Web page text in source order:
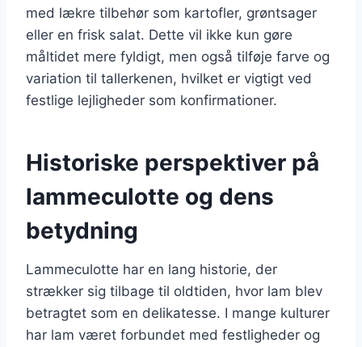
med lækre tilbehør som kartofler, grøntsager
eller en frisk salat. Dette vil ikke kun gøre
måltidet mere fyldigt, men også tilføje farve og
variation til tallerkenen, hvilket er vigtigt ved
festlige lejligheder som konfirmationer.
Historiske perspektiver på
lammeculotte og dens
betydning
Lammeculotte har en lang historie, der
strækker sig tilbage til oldtiden, hvor lam blev
betragtet som en delikatesse. I mange kulturer
har lam været forbundet med festligheder og